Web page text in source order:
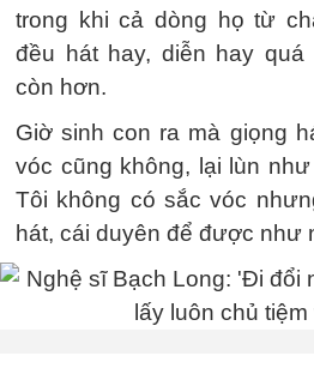
trong khi cả dòng họ từ
đều hát hay, diễn hay
còn hơn.
Giờ sinh con ra mà giọng
vóc cũng không, lại lùn
Tôi không có sắc vóc
hát, cái duyên để được như